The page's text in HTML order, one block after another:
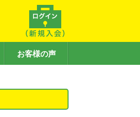
お客様の声